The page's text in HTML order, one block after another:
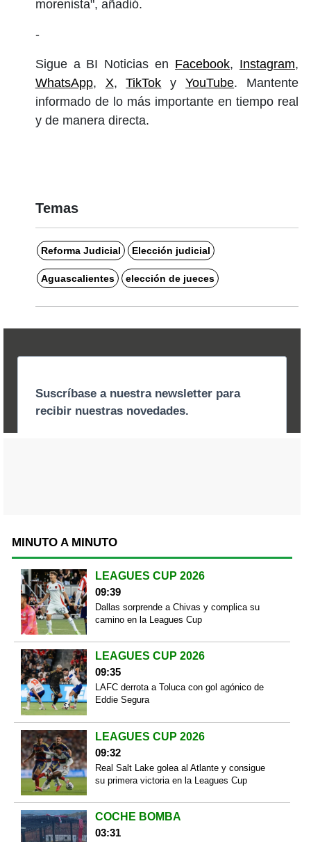
morenista", añadió.
-
Sigue a BI Noticias en Facebook, Instagram,
WhatsApp, X,TikTok yYouTube. Mantente
informado de lo más importante en tiempo real
y de manera directa.
Temas
Reforma Judicial Elección judicial
Aguascalientes elección de jueces
MINUTO A MINUTO
LEAGUES CUP 2026
09:39
Dallas sorprende a Chivas y complica su
camino en la Leagues Cup
LEAGUES CUP 2026
09:35
LAFC derrota a Toluca con gol agónico de
Eddie Segura
LEAGUES CUP 2026
09:32
Real Salt Lake golea al Atlante y consigue
su primera victoria en la Leagues Cup
COCHE BOMBA
03:31